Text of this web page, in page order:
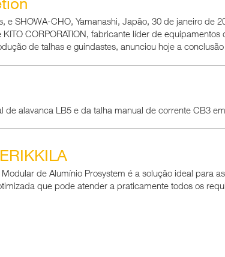
e SHOWA-CHO, Yamanashi, Japão, 30 de janeiro de
CORPORATION, fabricante líder de
de talhas e guindastes, anunciou hoje a
de alavanca LB5 e da talha manual de corrente CB3
de Alumínio Prosystem é a solução ideal para
que pode atender a praticamente todos os